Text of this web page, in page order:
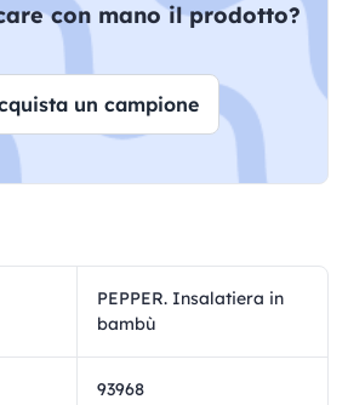
con mano il prodotto?
un campione
PEPPER. Insalatiera in
bambù
93968